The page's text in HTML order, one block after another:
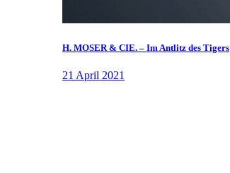
H. MOSER & CIE. – Im Antlitz des Tigers
21 April 2021